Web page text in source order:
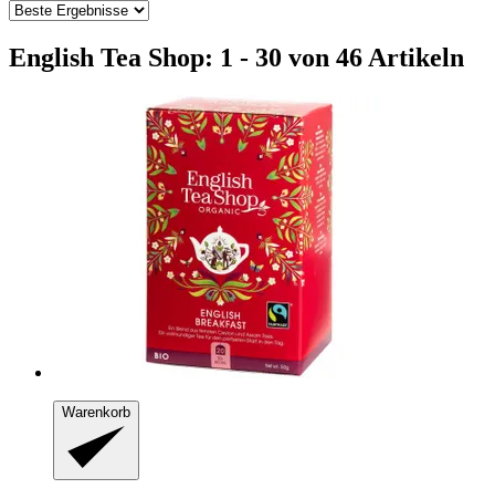
English Tea Shop: 1 - 30 von 46 Artikeln
Warenkorb